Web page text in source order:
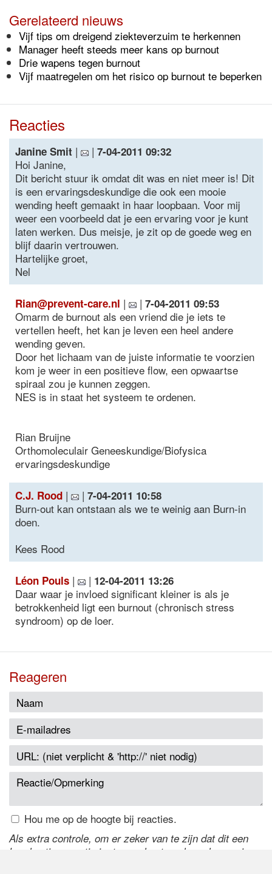
Gerelateerd nieuws
Vijf tips om dreigend ziekteverzuim te herkennen
Manager heeft steeds meer kans op burnout
Drie wapens tegen burnout
Vijf maatregelen om het risico op burnout te beperken
Reacties
Janine Smit | | 7-04-2011 09:32
Hoi Janine,
Dit bericht stuur ik omdat dit was en niet meer is! Dit
is een ervaringsdeskundige die ook een mooie
wending heeft gemaakt in haar loopbaan. Voor mij
weer een voorbeeld dat je een ervaring voor je kunt
laten werken. Dus meisje, je zit op de goede weg en
blijf daarin vertrouwen.
Hartelijke groet,
Nel
Rian@prevent-care.nl | | 7-04-2011 09:53
Omarm de burnout als een vriend die je iets te
vertellen heeft, het kan je leven een heel andere
wending geven.
Door het lichaam van de juiste informatie te voorzien
kom je weer in een positieve flow, een opwaartse
spiraal zou je kunnen zeggen.
NES is in staat het systeem te ordenen.
Rian Bruijne
Orthomoleculair Geneeskundige/Biofysica
ervaringsdeskundige
C.J. Rood | | 7-04-2011 10:58
Burn-out kan ontstaan als we te weinig aan Burn-in
doen.
Kees Rood
Léon Pouls | | 12-04-2011 13:26
Daar waar je invloed significant kleiner is als je
betrokkenheid ligt een burnout (chronisch stress
syndroom) op de loer.
Reageren
Hou me op de hoogte bij reacties.
Als extra controle, om er zeker van te zijn dat dit een
handmatige reactie is, typ onderstaande code over in